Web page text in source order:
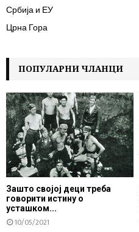
Србија и ЕУ
Црна Гора
ПОПУЛАРНИ ЧЛАНЦИ
Зашто својој деци треба
говорити истину о
усташком...
10/05/2021